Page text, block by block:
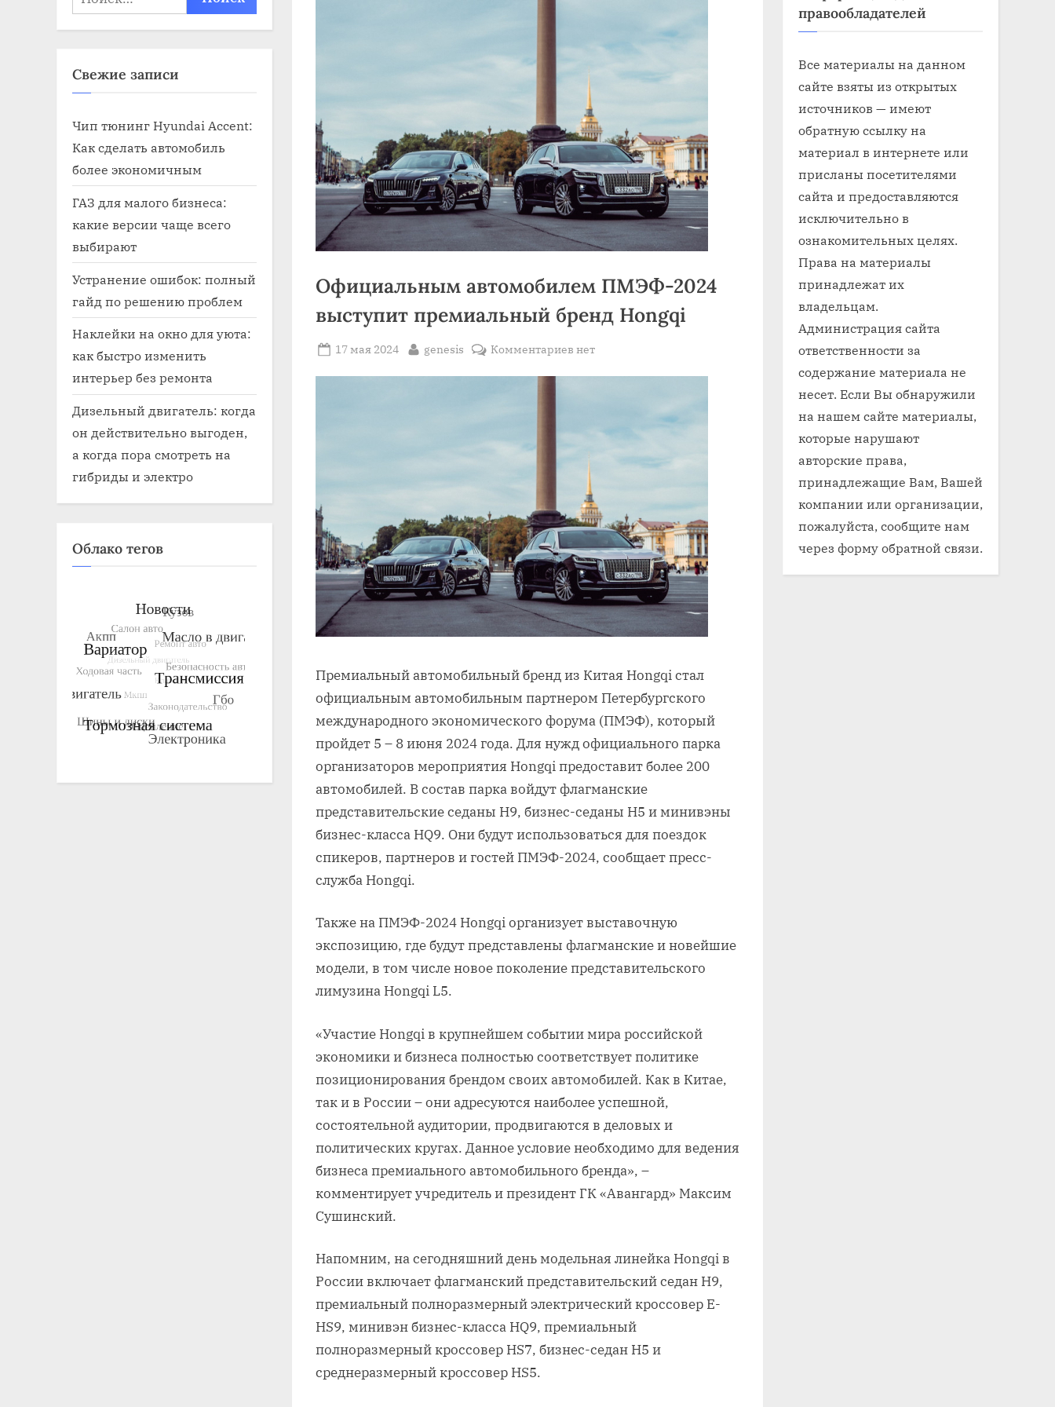
Официальным автомобилем ПМЭФ-2024
выступит премиальный бренд Hongqi
Posted
17 мая 2024 By
genesis Комментариев к
премиальный
бренд
Hongqi
нет
Премиальный автомобильный бренд из Китая Hongqi стал
официальным автомобильным партнером Петербургского
международного экономического форума (ПМЭФ), который
пройдет 5 – 8 июня 2024 года. Для нужд официального парка
организаторов мероприятия Hongqi предоставит более 200
автомобилей. В состав парка войдут флагманские
представительские седаны Н9, бизнес-седаны Н5 и минивэны
бизнес-класса HQ9. Они будут использоваться для поездок
спикеров, партнеров и гостей ПМЭФ-2024, сообщает пресс-
служба Hongqi.
Также на ПМЭФ-2024 Hongqi организует выставочную
экспозицию, где будут представлены флагманские и новейшие
модели, в том числе новое поколение представительского
лимузина Hongqi L5.
«Участие Hongqi в крупнейшем событии мира российской
экономики и бизнеса полностью соответствует политике
позиционирования брендом своих автомобилей. Как в Китае,
так и в России – они адресуются наиболее успешной,
состоятельной аудитории, продвигаются в деловых и
политических кругах. Данное условие необходимо для ведения
бизнеса премиального автомобильного бренда», –
комментирует учредитель и президент ГК «Авангард» Максим
Сушинский.
Напомним, на сегодняшний день модельная линейка Hongqi в
России включает флагманский представительский седан Н9,
премиальный полноразмерный электрический кроссовер Е-
HS9, минивэн бизнес-класса HQ9, премиальный
полноразмерный кроссовер HS7, бизнес-седан Н5 и
среднеразмерный кроссовер HS5.
Свежие записи
Чип тюнинг Hyundai Accent:
Как сделать автомобиль
более экономичным
ГАЗ для малого бизнеса:
какие версии чаще всего
выбирают
Устранение ошибок: полный
гайд по решению проблем
Наклейки на окно для уюта:
как быстро изменить
интерьер без ремонта
Дизельный двигатель: когда
он действительно выгоден,
а когда пора смотреть на
гибриды и электро
Облако тегов
правообладателей
Все материалы на данном
сайте взяты из открытых
источников — имеют
обратную ссылку на
материал в интернете или
присланы посетителями
сайта и предоставляются
исключительно в
ознакомительных целях.
Права на материалы
принадлежат их
владельцам.
Администрация сайта
ответственности за
содержание материала не
несет. Если Вы обнаружили
на нашем сайте материалы,
которые нарушают
авторские права,
принадлежащие Вам, Вашей
компании или организации,
пожалуйста, сообщите нам
через форму обратной связи.